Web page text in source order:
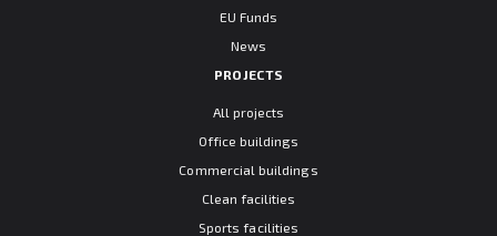
EU Funds
News
PROJECTS
All projects
Office buildings
Commercial buildings
Clean facilities
Sports facilities